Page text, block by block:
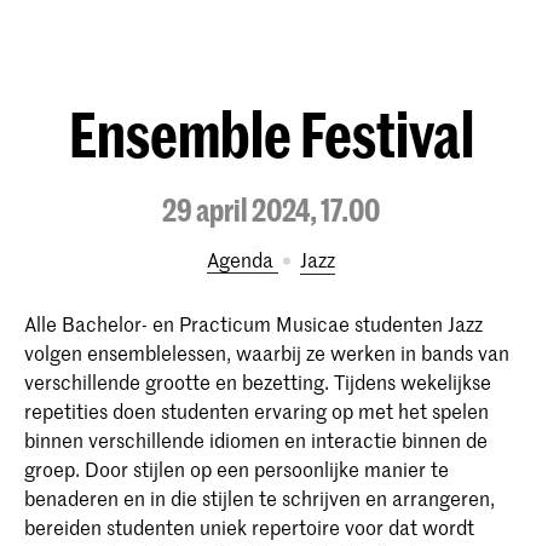
Ensemble Festival
29 april 2024, 17.00
Agenda Jazz
Alle Bachelor- en Practicum Musicae studenten Jazz
volgen ensemblelessen, waarbij ze werken in bands van
verschillende grootte en bezetting. Tijdens wekelijkse
repetities doen studenten ervaring op met het spelen
binnen verschillende idiomen en interactie binnen de
groep. Door stijlen op een persoonlijke manier te
benaderen en in die stijlen te schrijven en arrangeren,
bereiden studenten uniek repertoire voor dat wordt